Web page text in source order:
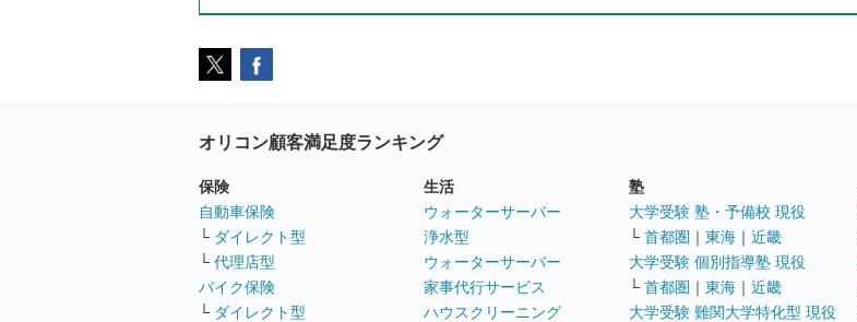
オリコン顧客満足度ランキング
保険
自動車保険
└ ダイレクト型
└ 代理店型
バイク保険
└ ダイレクト型
生活
ウォーターサーバー
浄水型
ウォーターサーバー
家事代行サービス
ハウスクリーニング
塾
大学受験 塾・予備校 現役
└ 首都圏 ｜ 東海 ｜ 近畿
大学受験 個別指導塾 現役
└ 首都圏 ｜ 東海 ｜ 近畿
大学受験 難関大学特化型 現役